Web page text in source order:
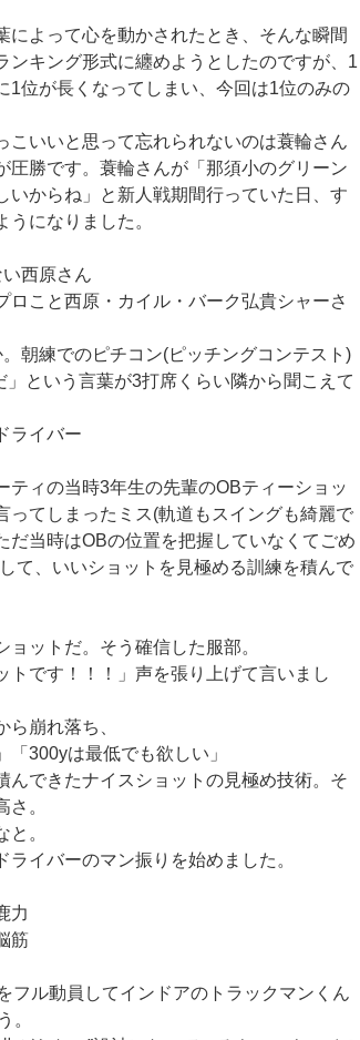
によって心を動かされたとき、そんな瞬間
ンキング形式に纏めようとしたのですが、1
1位が長くなってしまい、今回は1位のみの
こいいと思って忘れられないのは蓑輪さん
圧勝です。蓑輪さんが「那須小のグリーン
いからね」と新人戦期間行っていた日、す
うになりました。
西原さん
ロこと西原・カイル・バーク弘貴シャーさ
朝練でのピチコン(ピッチングコンテスト)
という言葉が3打席くらい隣から聞こえて
ライバー
ティの当時3年生の先輩のOBティーショッ
ってしまったミス(軌道もスイングも綺麗で
だ当時はOBの位置を把握していなくてごめ
て、いいショットを見極める訓練を積んで
ットだ。そう確信した服部。
トです！！！」声を張り上げて言いまし
崩れ落ち、
「300yは最低でも欲しい」
んできたナイスショットの見極め技術。そ
。
。
イバーのマン振りを始めました。
力
筋
フル動員してインドアのトラックマンくん
。